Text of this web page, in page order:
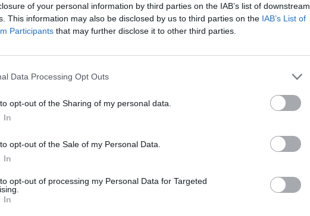
of your personal information by third parties on the IAB’s list of downstream
This information may also be disclosed by us to third parties on the IAB’s List of
Participants that may further disclose it to other third parties.
Data Processing Opt Outs
opt-out of the Sharing of my personal data.
In
opt-out of the Sale of my Personal Data.
In
opt-out of processing my Personal Data for Targeted
In